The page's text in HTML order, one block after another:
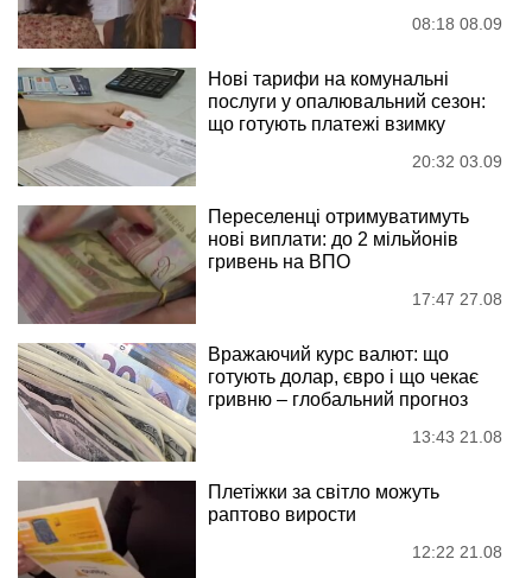
08:18 08.09
Нові тарифи на комунальні
послуги у опалювальний сезон:
що готують платежі взимку
20:32 03.09
Переселенці отримуватимуть
нові виплати: до 2 мільйонів
гривень на ВПО
17:47 27.08
Вражаючий курс валют: що
готують долар, євро і що чекає
гривню – глобальний прогноз
13:43 21.08
Плетіжки за світло можуть
раптово вирости
12:22 21.08